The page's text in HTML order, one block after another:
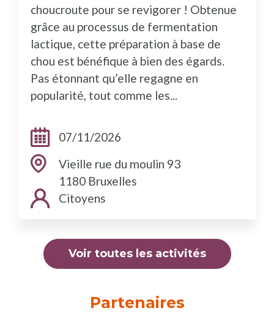
choucroute pour se revigorer ! Obtenue
grâce au processus de fermentation
lactique, cette préparation à base de
chou est bénéfique à bien des égards.
Pas étonnant qu’elle regagne en
popularité, tout comme les...
Dates:07/11/2026
Adresse:Vieille rue du moulin 93
1180 Bruxelles
Public cible:
Citoyens
Voir toutes les activités
Partenaires